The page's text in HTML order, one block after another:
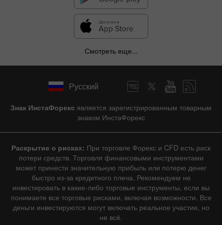
Смотреть еще...
Русский
Знак ИнстаФорекс является зарегистрированным товарным
знаком ИнстаФорекс
Раскрытие о рисках: При торговле Форекс и CFD есть риск
потери средств. Торговля финансовыми инструментами
может принести значительную прибыль или потерю денег
быстро из-за кредитного плеча. Рекомендуем не
инвестировать в какие-либо торговые инструменты, если вы
понимаете все торговые рисками, включая возможности. Все
деньги инвестируются могут включать реальное участие, но
не всё.